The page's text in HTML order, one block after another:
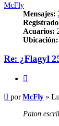
McFly
Mensajes:
Acuarios:
Ubicación:
Re: ¿Flagyl
Mensaje
porMcFly »
Paton